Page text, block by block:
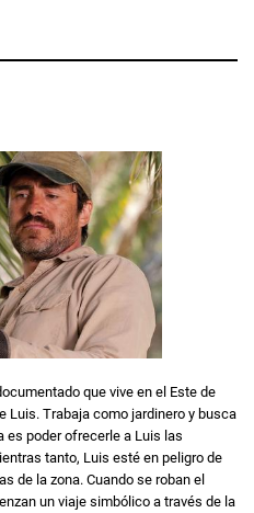
que vive en el Este de
Luis. Trabaja como jardinero y busca
es poder ofrecerle a Luis las
tanto, Luis esté en peligro de
de la zona. Cuando se roban el
un viaje simbólico a través de la